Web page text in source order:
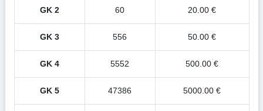
GK 2 60 20.00 €
GK 3 556 50.00 €
GK 4 5552 500.00 €
GK 5 47386 5000.00 €